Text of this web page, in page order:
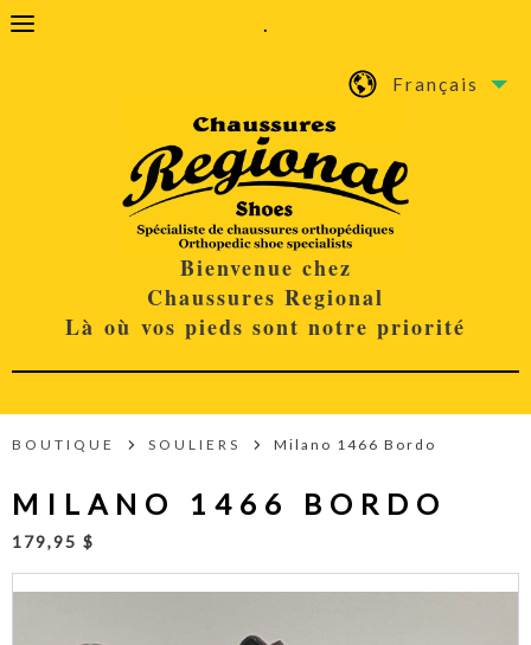
.
Français
Bienvenue chez
Chaussures Regional
Là où vos pieds sont notre priorité
BOUTIQUE SOULIERS Milano 1466 Bordo
MILANO 1466 BORDO
179,95 $